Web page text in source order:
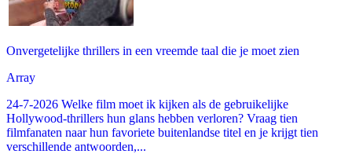
Onvergetelijke thrillers in een vreemde taal die je moet zien
Array
24-7-2026 Welke film moet ik kijken als de gebruikelijke
Hollywood-thrillers hun glans hebben verloren? Vraag tien
filmfanaten naar hun favoriete buitenlandse titel en je krijgt tien
verschillende antwoorden,...